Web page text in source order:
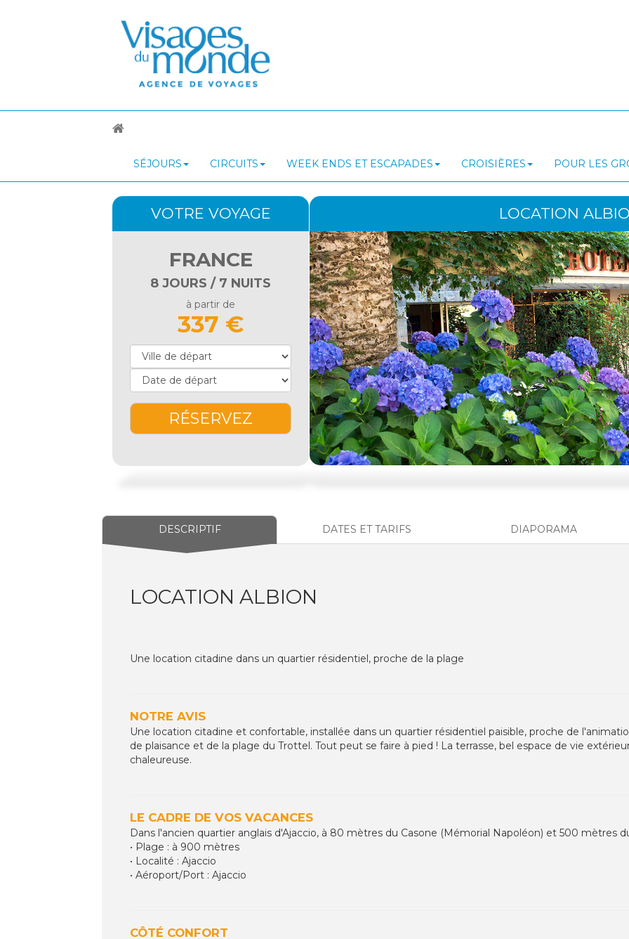
SÉJOURS CIRCUITS WEEK ENDS ET ESCAPADES CROISIÈRES POUR LES
LOCATION
VOTRE VOYAGE
FRANCE
8 JOURS / 7 NUITS
à partir de
337 €
RÉSERVEZ
DESCRIPTIF DATES ET TARIFS DIAPORAMA
LOCATION ALBION
Une location citadine dans un quartier résidentiel, proche de la plage
NOTRE AVIS
Une location citadine et confortable, installée dans un quartier résidentiel paisible, proche de
de plaisance et de la plage du Trottel. Tout peut se faire à pied ! La terrasse, bel espace de vie
chaleureuse.
LE CADRE DE VOS VACANCES
Dans l'ancien quartier anglais d'Ajaccio, à 80 mètres du Casone (Mémorial Napoléon) et 500 mètres
• Plage : à 900 mètres
• Localité : Ajaccio
• Aéroport/Port : Ajaccio
CÔTÉ CONFORT